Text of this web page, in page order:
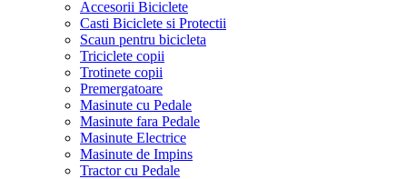
Accesorii Biciclete
Casti Biciclete si Protectii
Scaun pentru bicicleta
Triciclete copii
Trotinete copii
Premergatoare
Masinute cu Pedale
Masinute fara Pedale
Masinute Electrice
Masinute de Impins
Tractor cu Pedale